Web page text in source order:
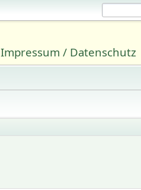
Impressum / Datenschutz